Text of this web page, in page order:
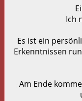
Ich
Es ist ein
Erkenntnissen
Am Ende